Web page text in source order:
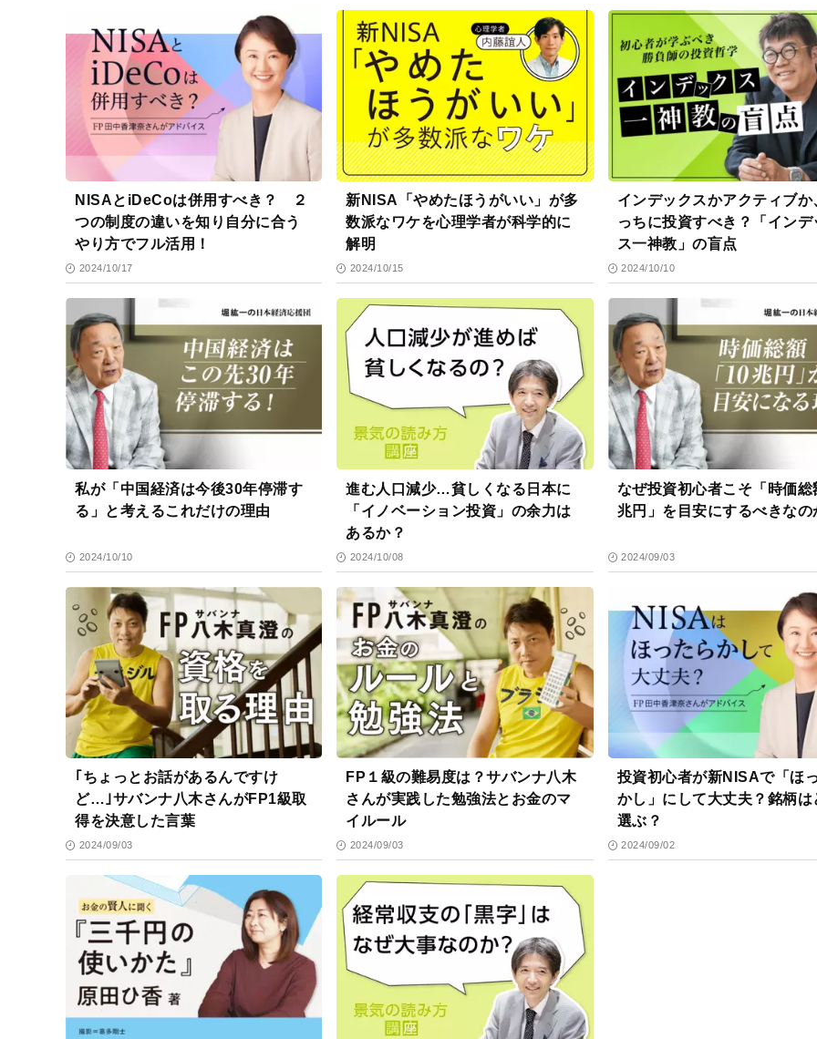
NISAとiDeCoは併用すべき？ ２
つの制度の違いを知り自分に合う
やり方でフル活用！
2024/10/17
新NISA「やめたほうがいい」が多
数派なワケを心理学者が科学的に
解明
2024/10/15
インデックスかアクティブか
っちに投資すべき？「インデ
ス一神教」の盲点
2024/10/10
私が「中国経済は今後30年停滞す
る」と考えるこれだけの理由
2024/10/10
進む人口減少…貧しくなる日本に
「イノベーション投資」の余力は
あるか？
2024/10/08
なぜ投資初心者こそ「時価総
兆円」を目安にするべきなの
2024/09/03
｢ちょっとお話があるんですけ
ど…｣サバンナ八木さんがFP1級取
得を決意した言葉
2024/09/03
FP１級の難易度は？サバンナ八木
さんが実践した勉強法とお金のマ
イルール
2024/09/03
投資初心者が新NISAで「ほ
かし」にして大丈夫？銘柄は
選ぶ？
2024/09/02